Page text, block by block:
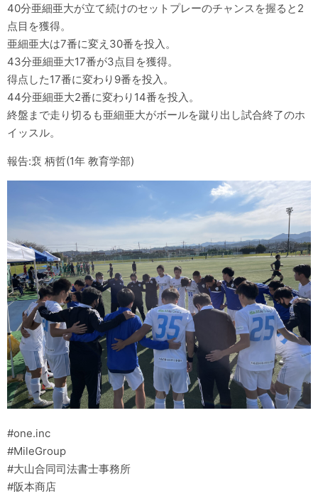
40分亜細亜大が立て続けのセットプレーのチャンスを握ると2
点目を獲得。
亜細亜大は7番に変え30番を投入。
43分亜細亜大17番が3点目を獲得。
得点した17番に変わり9番を投入。
44分亜細亜大2番に変わり14番を投入。
終盤まで走り切るも亜細亜大がボールを蹴り出し試合終了のホ
イッスル。
報告:裵 柄哲(1年 教育学部)
#one.inc
#MileGroup
#大山合同司法書士事務所
#阪本商店